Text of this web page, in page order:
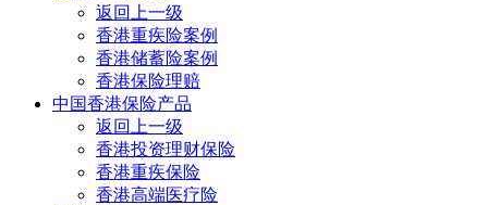
返回上一级
香港重疾险案例
香港储蓄险案例
香港保险理赔
中国香港保险产品
返回上一级
香港投资理财保险
香港重疾保险
香港高端医疗险